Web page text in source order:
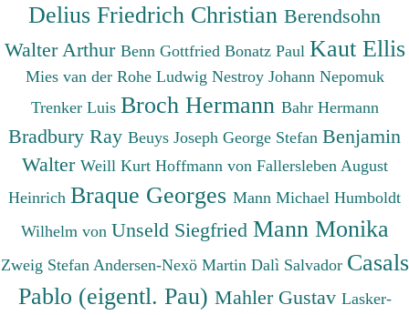
Delius Friedrich Christian Berendsohn
Walter Arthur Benn Gottfried Bonatz Paul Kaut Ellis
Mies van der Rohe Ludwig Nestroy Johann Nepomuk
Trenker Luis Broch Hermann Bahr Hermann
Bradbury Ray Beuys Joseph George Stefan Benjamin
Walter Weill Kurt Hoffmann von Fallersleben August
Heinrich Braque Georges Mann Michael Humboldt
Wilhelm von Unseld Siegfried Mann Monika
Zweig Stefan Andersen-Nexö Martin Dalì Salvador Casals
Pablo (eigentl. Pau) Mahler Gustav Lasker-